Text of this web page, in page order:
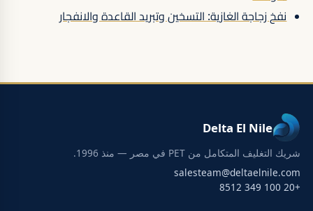
نفخ زجاجة الغازية: التسخين وتبريد القاعدة والانفجار
Delta El Nile
شريك التغليف المتكامل من PET في مصر — منذ 1996.
salesteam@deltaelnile.com
+20 100 349 8512